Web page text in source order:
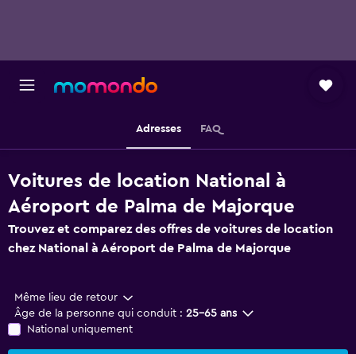
Adresses FAQ
Voitures de location National à
Aéroport de Palma de Majorque
Trouvez et comparez des offres de voitures de location
chez National à Aéroport de Palma de Majorque
Même lieu de retour
Âge de la personne qui conduit : 25-65 ans
National uniquement